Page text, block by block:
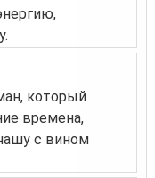
который
времена,
с вином